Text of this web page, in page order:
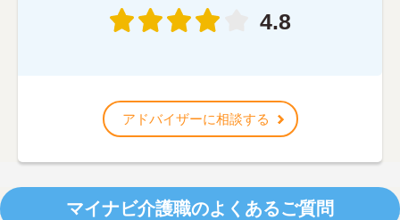
4.8
アドバイザーに相談する
マイナビ介護職のよくあるご質問